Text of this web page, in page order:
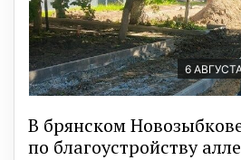
6
В брянском
по благоустройству